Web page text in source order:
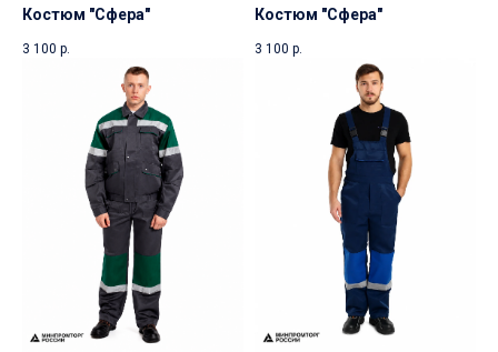
Костюм "Сфера"
3 100 р.
Костюм "Сфера"
3 100 р.